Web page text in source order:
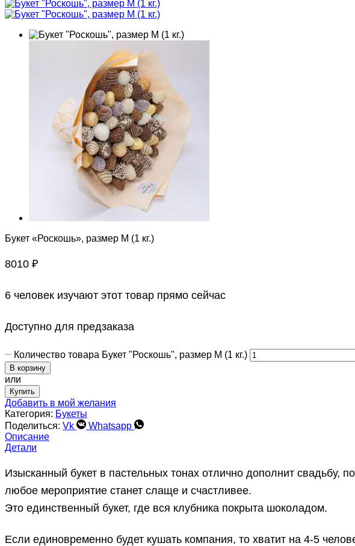
Букет «Роскошь», размер M (1 кг.)
8010 ₽
6 человек изучают этот товар прямо сейчас
Доступно для предзаказа
Количество товара Букет "Роскошь", размер M (1 кг.)
В корзину
или
Купить
Добавить в мой желания
Категория: Букеты
Поделиться: Vk
Whatsapp
Описание
Детали
Изысканный букет в пастельных тонах отлично дополнит
любое мероприятие станет слаще и счастливее.
Это единственный букет, где вся клубника покрыта шоколадом.
Если единовременно будет кушать компания, то хватит на 4-5